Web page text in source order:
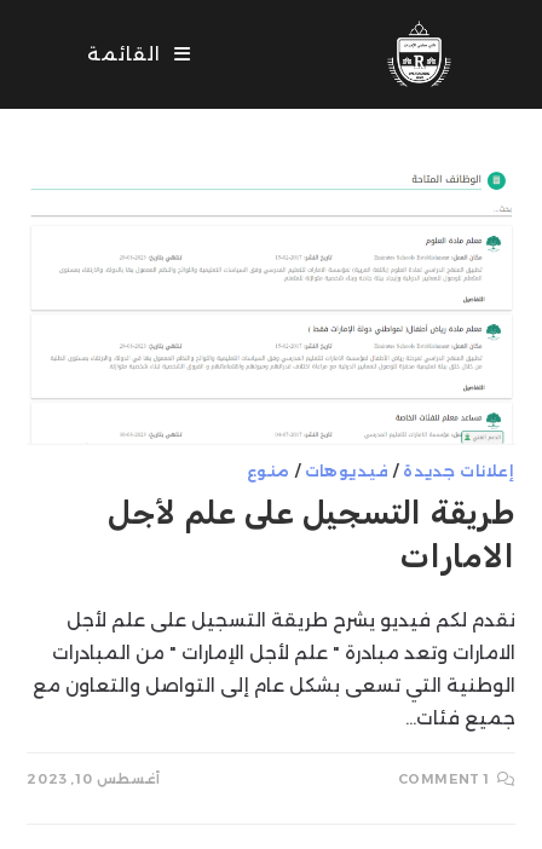
القائمة
إعلانات جديدة / فيديوهات / منوع
طريقة التسجيل على علم لأجل
الامارات
نقدم لكم فيديو يشرح طريقة التسجيل على علم لأجل
الامارات وتعد مبادرة " علم لأجل الإمارات " من المبادرات
الوطنية التي تسعى بشكل عام إلى التواصل والتعاون مع
جميع فئات…
1 COMMENT أغسطس 10, 2023